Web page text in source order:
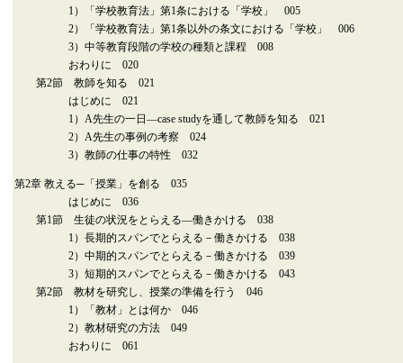
1）「学校教育法」第1条における「学校」 005
2）「学校教育法」第1条以外の条文における「学校」 006
3）中等教育段階の学校の種類と課程 008
おわりに 020
第2節 教師を知る 021
はじめに 021
1）A先生の一日―case studyを通して教師を知る 021
2）A先生の事例の考察 024
3）教師の仕事の特性 032
第2章 教える─「授業」を創る 035
はじめに 036
第1節 生徒の状況をとらえる―働きかける 038
1）長期的スパンでとらえる－働きかける 038
2）中期的スパンでとらえる－働きかける 039
3）短期的スパンでとらえる－働きかける 043
第2節 教材を研究し、授業の準備を行う 046
1）「教材」とは何か 046
2）教材研究の方法 049
おわりに 061